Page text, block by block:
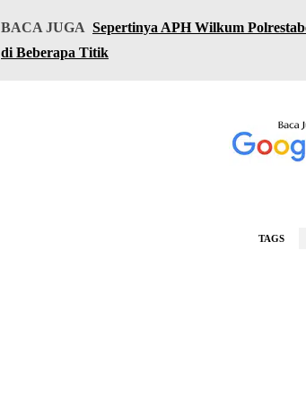
BACA JUGA Sepertinya APH Wilkum
di Beberapa Titik
TAGS